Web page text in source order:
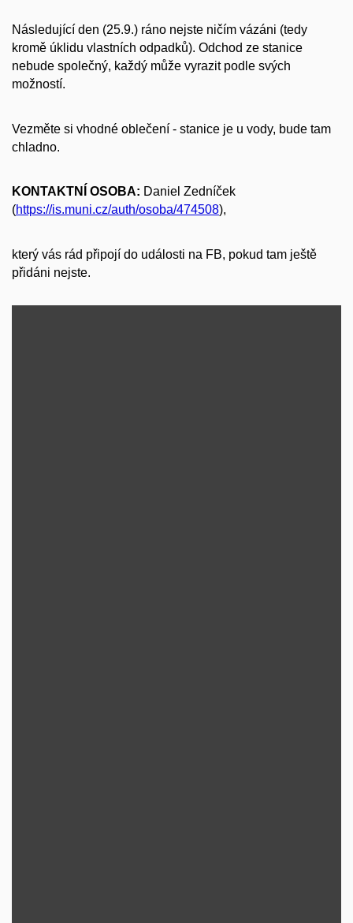
Následující den (25.9.) ráno nejste ničím vázáni (tedy
kromě úklidu vlastních odpadků). Odchod ze stanice
nebude společný, každý může vyrazit podle svých
možností.
Vezměte si vhodné oblečení - stanice je u vody, bude tam
chladno.
KONTAKTNÍ OSOBA: Daniel Zedníček
(https://is.muni.cz/auth/osoba/474508),
který vás rád připojí do události na FB, pokud tam ještě
přidáni nejste.